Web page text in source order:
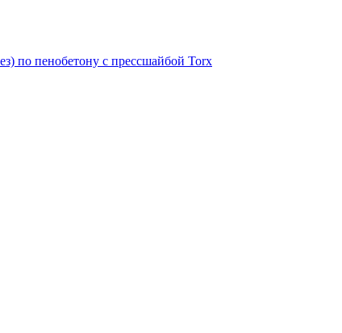
по пенобетону с прессшайбой Torx